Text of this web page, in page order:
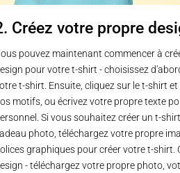
Créez votre propre
pouvez maintenant commencer à
pour votre t-shirt - choisissez
t-shirt. Ensuite, cliquez sur le t-shirt
motifs, ou écrivez votre propre texte
Si vous souhaitez créer un t-
photo, téléchargez votre propre
graphiques pour créer votre t-shirt.
- téléchargez votre propre photo,